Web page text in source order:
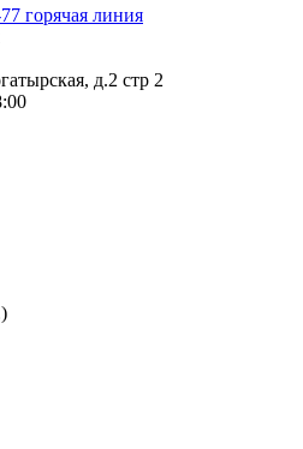
горячая линия
д.2 стр 2